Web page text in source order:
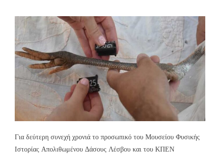
Για δεύτερη συνεχή χρονιά το προσωπικό του Μουσείου Φυσικής
Ιστορίας Απολιθωμένου Δάσους Λέσβου και του ΚΠΕΝ